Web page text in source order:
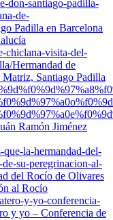
don-santiago-padilla-
de-
Padilla en Barcelona
chiclana-visita-del-
Hermandad de
Santiago Padilla
Ramón Jiménez
la-hermandad-del-
su-peregrinacion-al-
del Rocío de Olivares
al Rocío
y-yo-conferencia-
y yo – Conferencia de